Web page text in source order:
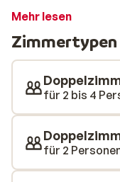
es sogar möglich,
sich in der Sauna
Terrasse die
Mehr lesen
Zimmertypen
für 2 bis 4
für 2